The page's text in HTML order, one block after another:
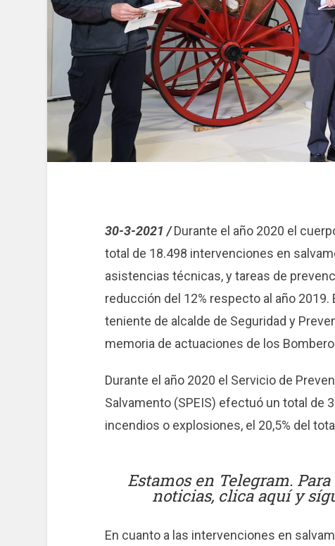
30-3-2021 / Durante el año 2020 el
total de 18.498 intervenciones en
asistencias técnicas, y tareas de
reducción del 12% respecto al año
teniente de alcalde de Seguridad y
memoria de actuaciones de los
Durante el año 2020 el Servicio de
Salvamento (SPEIS) efectuó un total de
incendios o explosiones, el 20,5% del
Estamos en Telegram.
noticias, clica aquí y
En cuanto a las intervenciones en